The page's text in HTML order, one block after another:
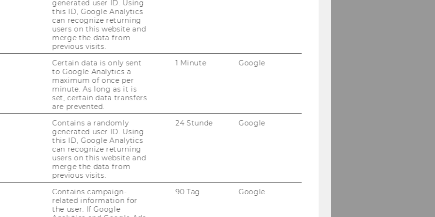
before the interview). Candidates will
also be asked about their motivation
for the program and about their
personal aspirations. The first round of
interviews takes place in the end of
November and the second round in
WU: Find all rel­ev­ant in­form­a­tion
Mas­ter's programs at a glance!
generated user ID. Using
this ID, Google Analytics
can recognize returning
users on this website and
merge the data from
previous visits.
Certain data is only sent
to Google Analytics a
maximum of once per
minute. As long as it is
set, certain data transfers
are prevented.
1 Minute Google
Contains a randomly
generated user ID. Using
this ID, Google Analytics
can recognize returning
users on this website and
merge the data from
previous visits.
24 Stunde Google
Contains campaign-
related information for
the user. If Google
90 Tag Google